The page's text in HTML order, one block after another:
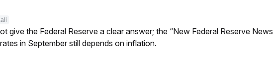
give the Federal Reserve a clear answer; the “New Federal Reserve News
in September still depends on inflation.